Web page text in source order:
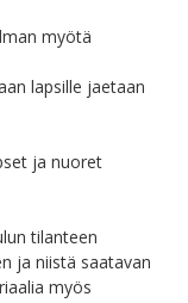
myötä
lapsille jaetaan
ja nuoret
tilanteen
ja niistä saatavan
myös